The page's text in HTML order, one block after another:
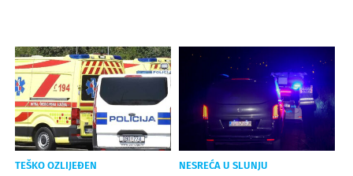
TEŠKO OZLIJEĐEN NESREĆA U SLUNJU